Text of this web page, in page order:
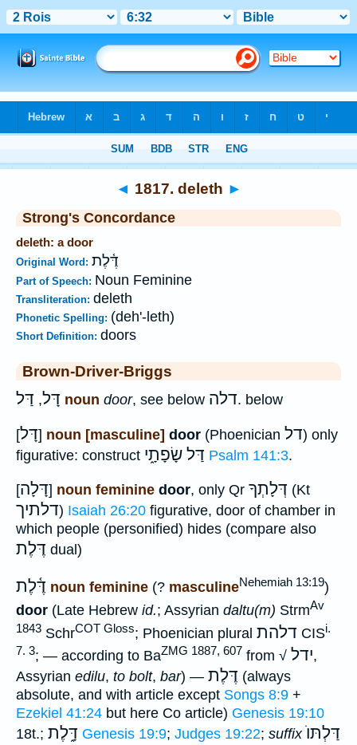
◄ 1817. deleth ►
Strong's Concordance
deleth: a door
Original Word: דֶּ֫לֶת
Part of Speech: Noun Feminine
Transliteration: deleth
Phonetic Spelling: (deh'-leth)
Short Definition: doors
Brown-Driver-Briggs
דָּל, דַּל noun door, see below דלה. below
[דָּל] noun [masculine] door (Phoenician דל) only
figurative: construct דַּל שָׂפָתָ֑י Psalm 141:3.
[דָּלָה] noun feminine door, only Qr דְּלָתְךָ (Kt
דלתיך) Isaiah 26:20 figurative, door of chamber in
which people (personified) hides (compare also
דֶּלֶת dual)
דֶּ֫לֶת noun feminine (? masculineNehemiah 13:19)
door (Late Hebrew id.; Assyrian daltu(m) StrmAv
1843 SchrCOT Gloss; Phoenician plural דלהת CISi.
7. 3; — according to BaZMG 1887, 607 from √ ידל,
Assyrian edilu, to bolt, bar) — דֶּלֶת (always
absolute, and with article except Songs 8:9 +
Ezekiel 41:24 but here Co article) Genesis 19:10
18t.; דָּ֑לֶת Genesis 19:9; Judges 19:22; suffix דַּלְתּוֺ